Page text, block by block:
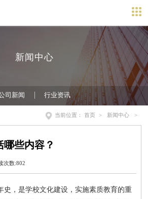
新闻中心
司新闻 行业资讯
当前位置： 首页 > 新闻中心 >
些内容？
次数:802
史，是学校文化建设，实施素质教育的重